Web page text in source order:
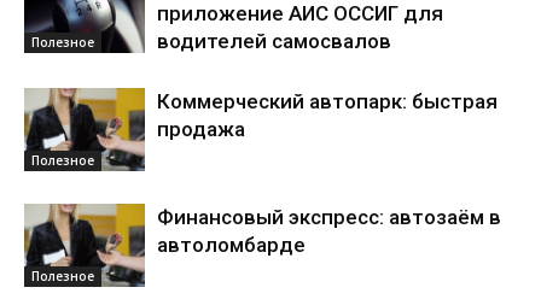
Полезное
приложение АИС ОССИГ для
водителей самосвалов
Полезное
Коммерческий автопарк: быстрая
продажа
Полезное
Финансовый экспресс: автозаём в
автоломбарде